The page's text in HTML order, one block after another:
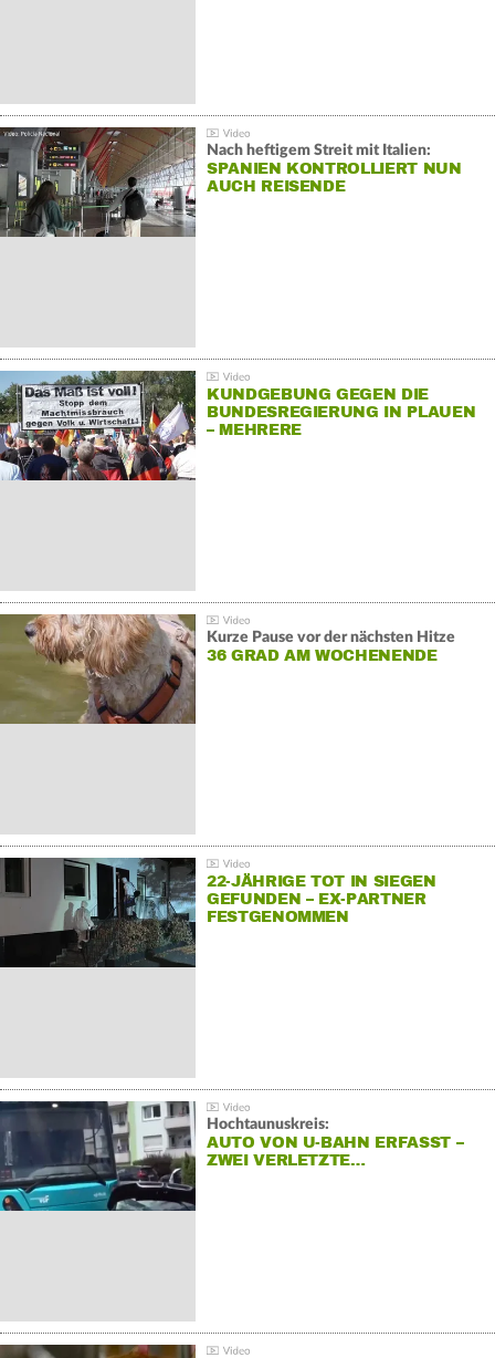
Nach heftigem Streit mit Italien:
SPANIEN KONTROLLIERT NUN
AUCH REISENDE
KUNDGEBUNG GEGEN DIE
BUNDESREGIERUNG IN PLAUEN
– MEHRERE
Kurze Pause vor der nächsten Hitze
36 GRAD AM WOCHENENDE
22-JÄHRIGE TOT IN SIEGEN
GEFUNDEN – EX-PARTNER
FESTGENOMMEN
Hochtaunuskreis:
AUTO VON U-BAHN ERFASST –
ZWEI VERLETZTE…